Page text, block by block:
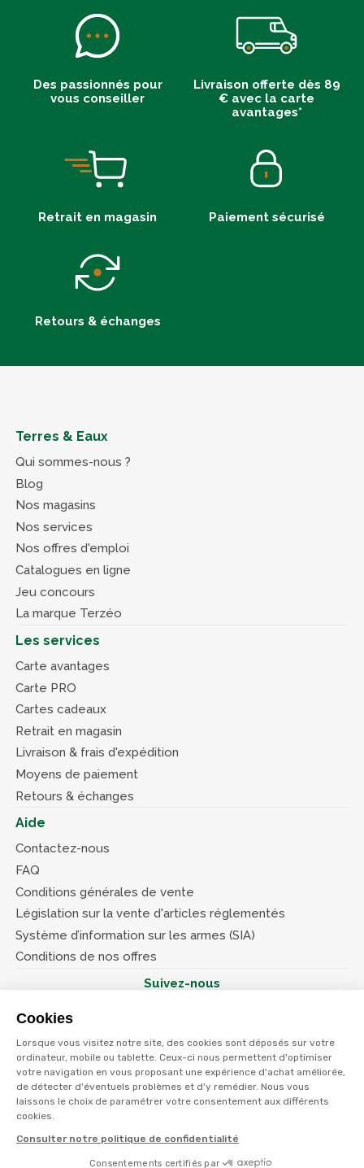
Cookies
Lorsque vous visitez notre site, des cookies sont déposés sur votre
ordinateur, mobile ou tablette. Ceux-ci nous permettent d'optimiser
votre navigation en vous proposant une expérience d'achat améliorée,
de détecter d'éventuels problèmes et d'y remédier. Nous vous
laissons le choix de paramétrer votre consentement aux différents
cookies.
Consulter notre politique de confidentialité
Consentements certifiés par
Des passionnés pour
vous conseiller
Livraison offerte dès 89
€ avec la carte
avantages*
Retrait en magasin Paiement sécurisé
Retours & échanges
Terres & Eaux
Qui sommes-nous ?
Blog
Nos magasins
Nos services
Nos offres d'emploi
Catalogues en ligne
Jeu concours
La marque Terzéo
Les services
Carte avantages
Carte PRO
Cartes cadeaux
Retrait en magasin
Livraison & frais d'expédition
Moyens de paiement
Retours & échanges
Aide
Contactez-nous
FAQ
Conditions générales de vente
Législation sur la vente d'articles réglementés
Système d’information sur les armes (SIA)
Conditions de nos offres
Suivez-nous
© Terres et eaux 2026
Politique de confidentialité
Mentions légales
CGV